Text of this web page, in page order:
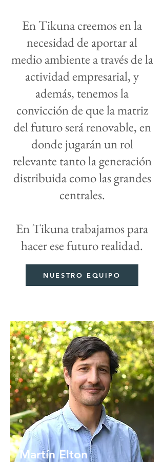
En Tikuna creemos en la
necesidad de aportar al
medio ambiente a través de la
actividad empresarial, y
además, tenemos la
convicción de que la matriz
del futuro será renovable, en
donde jugarán un rol
relevante tanto la generación
distribuida como las grandes
centrales.
En Tikuna trabajamos para
hacer ese futuro realidad.
NUESTRO EQUIPO
Martín Elton